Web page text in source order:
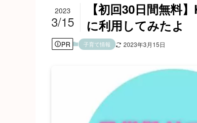
【初回30日間無料
に利用してみたよ
2023
3/15
PR 子育て情報 2023年3月15日